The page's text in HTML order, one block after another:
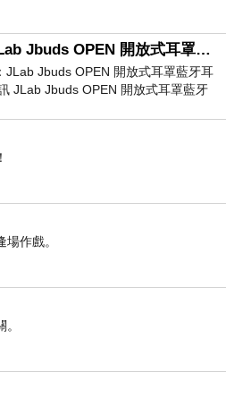
開箱｜JLab Jbuds OPEN 開放式耳罩藍牙耳機 - 設計美學，輕巧、透氣、環境音全物理達成！
JLab Jbuds OPEN 開放式耳罩藍牙耳
JLab Jbuds OPEN 開放式耳罩藍牙
非常有特色，值得喜愛美型工
作戲。